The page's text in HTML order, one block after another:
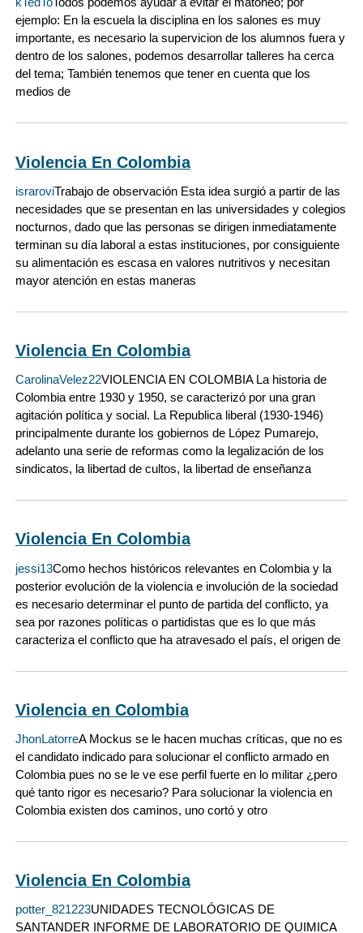
ejemplo: En la escuela la disciplina en los salones es muy
importante, es necesario la supervicion de los alumnos fuera y
dentro de los salones, podemos desarrollar talleres ha cerca
del tema; También tenemos que tener en cuenta que los
medios de
Violencia En Colombia
israroviTrabajo de observación Esta idea surgió a partir de las
necesidades que se presentan en las universidades y colegios
nocturnos, dado que las personas se dirigen inmediatamente
terminan su día laboral a estas instituciones, por consiguiente
su alimentación es escasa en valores nutritivos y necesitan
mayor atención en estas maneras
Violencia En Colombia
CarolinaVelez22VIOLENCIA EN COLOMBIA La historia de
Colombia entre 1930 y 1950, se caracterizó por una gran
agitación política y social. La Republica liberal (1930-1946)
principalmente durante los gobiernos de López Pumarejo,
adelanto una serie de reformas como la legalización de los
sindicatos, la libertad de cultos, la libertad de enseñanza
Violencia En Colombia
jessi13Como hechos históricos relevantes en Colombia y la
posterior evolución de la violencia e involución de la sociedad
es necesario determinar el punto de partida del conflicto, ya
sea por razones políticas o partidistas que es lo que más
caracteriza el conflicto que ha atravesado el país, el origen de
Violencia en Colombia
JhonLatorreA Mockus se le hacen muchas críticas, que no es
el candidato indicado para solucionar el conflicto armado en
Colombia pues no se le ve ese perfil fuerte en lo militar ¿pero
qué tanto rigor es necesario? Para solucionar la violencia en
Colombia existen dos caminos, uno cortó y otro
Violencia En Colombia
potter_821223UNIDADES TECNOLÓGICAS DE
SANTANDER INFORME DE LABORATORIO DE QUIMICA